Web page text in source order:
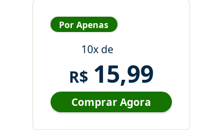
Por Apenas
10x de
R$ 15,99
Comprar Agora